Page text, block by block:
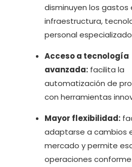
disminuyen los gastos
infraestructura,
personal
Acceso a tecnología
avanzada: facilita la
automatización de
con herramientas
Mayor flexibilidad:
adaptarse a cambios
mercado y permite
operaciones